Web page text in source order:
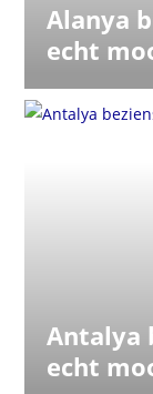
Alanya
echt
Antalya
echt